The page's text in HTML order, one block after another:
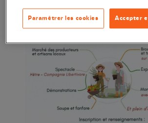
Accepter
Paramétrer les cookies